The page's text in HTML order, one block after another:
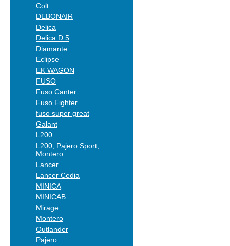
Colt
DEBONAIR
Delica
Delica D:5
Diamante
Eclipse
EK WAGON
FUSO
Fuso Canter
Fuso Fighter
fuso super great
Galant
L200
L200, Pajero Sport,
Montero
Lancer
Lancer Cedia
MINICA
MINICAB
Mirage
Montero
Outlander
Pajero